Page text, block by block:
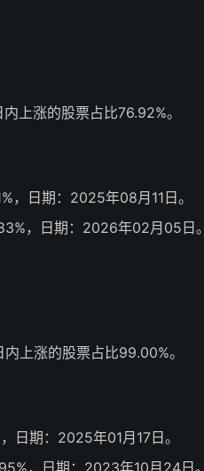
上涨的股票占比76.92%。
，日期：2025年08月11日。
，日期：2026年02月05日。
上涨的股票占比99.00%。
日期：2025年01月17日。
，日期：2023年10月24日。